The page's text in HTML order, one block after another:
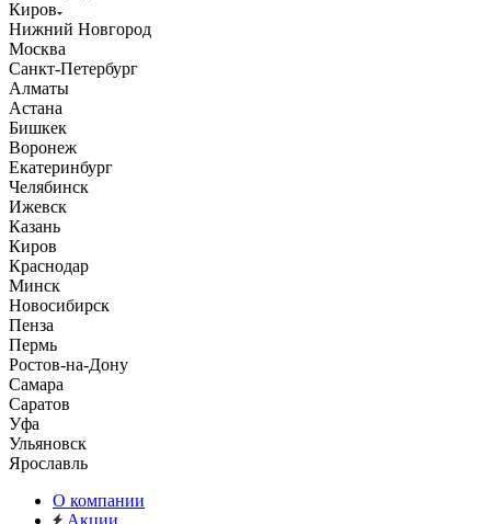
Киров
Нижний Новгород
Москва
Санкт-Петербург
Алматы
Астана
Бишкек
Воронеж
Екатеринбург
Челябинск
Ижевск
Казань
Киров
Краснодар
Минск
Новосибирск
Пенза
Пермь
Ростов-на-Дону
Самара
Саратов
Уфа
Ульяновск
Ярославль
О компании
Акции